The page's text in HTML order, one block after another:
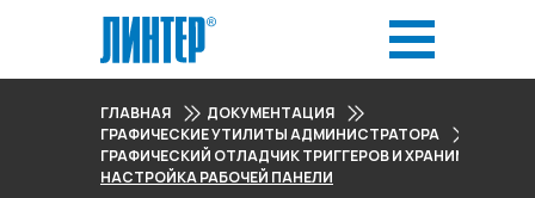
ГЛАВНАЯ
ДОКУМЕНТАЦИЯ
ГРАФИЧЕСКИЕ УТИЛИТЫ АДМИНИСТРАТОРА
ГРАФИЧЕСКИЙ ОТЛАДЧИК ТРИГГЕРОВ И ХРАНИМЫХ
НАСТРОЙКА РАБОЧЕЙ ПАНЕЛИ